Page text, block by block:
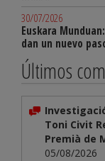
30/07/2026
Euskara
dan un nuevo
Últimos
Toni Civit
Premià de
05/08/2026